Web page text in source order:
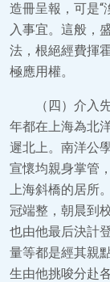
造冊呈報，可是“
入事宜。這般，
法，根絕經費揮
極應用權。
（四）介入
年都在上海為北
遲北上。南洋公
宣懷均親身掌管
上海斜橋的居所
冠端整，朝晨到
也由他最后決計
量等都是經其親
生由他挑唆分赴